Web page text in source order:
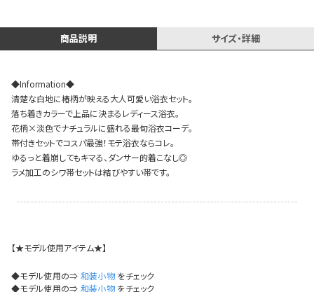
スタッフコーディネート
イベント一覧
商品説明 サイズ・詳細
◆Information◆
清楚な白地に椿柄が映える大人可愛い浴衣セット。
落ち着きカラーで上品に決まるレディース浴衣。
花柄×淡色でナチュラルに盛れる最旬浴衣コーデ。
帯付きセットでコスパ最強！モテ浴衣ならコレ。
ゆるっと着崩してもキマる、ダンサー的着こなし◎
ラメ加工のシワ帯セットは結びやすい帯です。
【★モデル使用アイテム★】
◆モデル使用の⇒ 和装小物をチェック
◆モデル使用の⇒ 和装小物をチェック